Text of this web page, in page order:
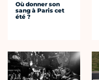
Où donner son
sang à Paris cet
été ?